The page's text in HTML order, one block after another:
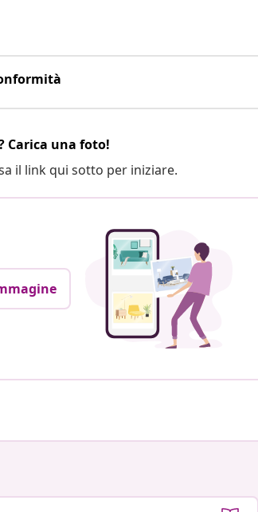
Carica una foto!
il link qui sotto per iniziare.